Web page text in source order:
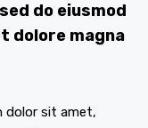
do eiusmod
dolore magna
dolor sit amet,